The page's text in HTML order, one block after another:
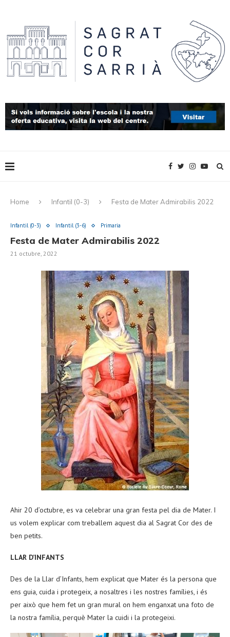
Home Infantil (0-3) Festa de Mater Admirabilis 2022
Infantil (0-3) Infantil (3-6) Primaria
Festa de Mater Admirabilis 2022
21 octubre, 2022
Ahir 20 d’octubre, es va celebrar una gran festa pel dia de Mater. I
us volem explicar com treballem aquest dia al Sagrat Cor des de
ben petits.
LLAR D’INFANTS
Des de la Llar d’Infants, hem explicat que Mater és la persona que
ens guia, cuida i protegeix, a nosaltres i les nostres famílies, i és
per això que hem fet un gran mural on hem enganxat una foto de
la nostra família, perquè Mater la cuidi i la protegeixi.